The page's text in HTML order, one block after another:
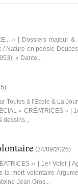
» | Dossiers majeur
Nature en poésie
« Dante...
)
Toutes à l'École & La
« CRÉATRICES » |
dessins...
(24/09/2025)
» | 1er Volet |
mort volontaire
Jean Gros...